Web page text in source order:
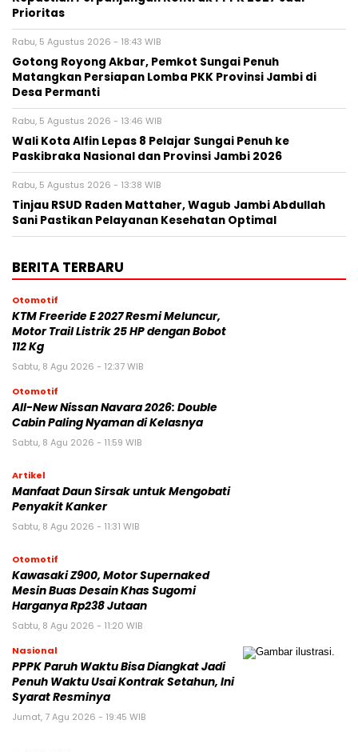
Prioritas
Rabu, 5 Agustus 2026 - 18:43 WIB
Gotong Royong Akbar, Pemkot Sungai Penuh
Matangkan Persiapan Lomba PKK Provinsi Jambi di
Desa Permanti
Rabu, 5 Agustus 2026 - 13:46 WIB
Wali Kota Alfin Lepas 8 Pelajar Sungai Penuh ke
Paskibraka Nasional dan Provinsi Jambi 2026
Rabu, 5 Agustus 2026 - 13:38 WIB
Tinjau RSUD Raden Mattaher, Wagub Jambi Abdullah
Sani Pastikan Pelayanan Kesehatan Optimal
BERITA TERBARU
Otomotif
KTM Freeride E 2027 Resmi Meluncur,
Motor Trail Listrik 25 HP dengan Bobot
112 Kg
Sabtu, 8 Agu 2026 - 12:37 WIB
Otomotif
All-New Nissan Navara 2026: Double
Cabin Paling Nyaman di Kelasnya
Sabtu, 8 Agu 2026 - 11:59 WIB
Artikel
Manfaat Daun Sirsak untuk Mengobati
Penyakit Kanker
Sabtu, 8 Agu 2026 - 11:31 WIB
Otomotif
Kawasaki Z900, Motor Supernaked
Mesin Buas Desain Khas Sugomi
Harganya Rp238 Jutaan
Sabtu, 8 Agu 2026 - 11:20 WIB
Nasional
PPPK Paruh Waktu Bisa Diangkat Jadi
Penuh Waktu Usai Kontrak Setahun, Ini
Syarat Resminya
Jumat, 7 Agu 2026 - 19:45 WIB